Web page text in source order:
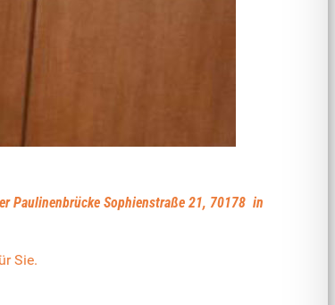
Paulinenbrücke Sophienstraße 21, 70178 in
Sie.